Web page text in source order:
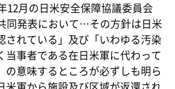
12月の日米安全保障協議委員会
同発表において…その方針は日米
されている」及び「いわゆる汚染
当事者である在日米軍に代わって
の意味するところが必ずしも明ら